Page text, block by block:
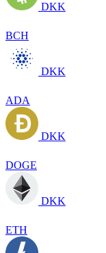
DKK
BCH
DKK
ADA
DKK
DOGE
DKK
ETH